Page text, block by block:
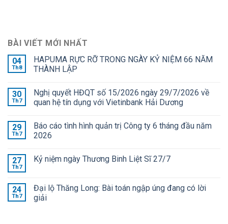
BÀI VIẾT MỚI NHẤT
04
Th8
HAPUMA RỰC RỠ TRONG NGÀY KỶ NIỆM 66 NĂM
THÀNH LẬP
30
Th7
Nghị quyết HĐQT số 15/2026 ngày 29/7/2026 về
quan hệ tín dụng với Vietinbank Hải Dương
29
Th7
Báo cáo tình hình quản trị Công ty 6 tháng đầu năm
2026
27
Th7
Kỷ niệm ngày Thương Binh Liệt Sĩ 27/7
24
Th7
Đại lộ Thăng Long: Bài toán ngập úng đang có lời
giải